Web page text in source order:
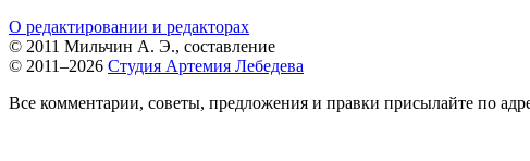
О редактировании и редакторах
© 2011 Мильчин А. Э., составление
© 2011–2026 Студия Артемия Лебедева
Все комментарии, советы, предложения и правки присылайте по